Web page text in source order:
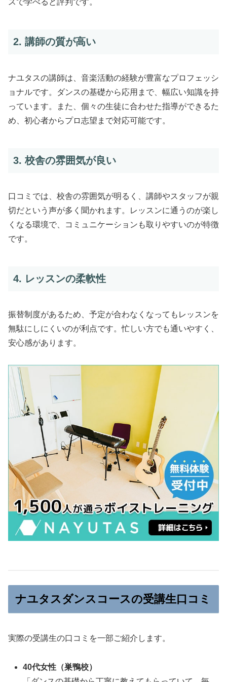
スで学べると評判です。
2. 講師の質が高い
ナユタスの講師は、音楽活動の経験が豊富なプロフェッシ
ョナルです。ダンスの基礎から応用まで、幅広い知識を持
っています。また、個々の生徒に合わせた指導ができるた
め、初心者からプロ志望まで対応可能です。
3. 校舎の雰囲気が良い
口コミでは、校舎の雰囲気が明るく、講師やスタッフが親
切だという声が多く聞かれます。レッスンに通うのが楽し
くなる環境で、コミュニケーションも取りやすいのが特徴
です。
4. レッスンの柔軟性
振替制度があるため、予定が合わなくなってもレッスンを
無駄にしにくいのが利点です。忙しい方でも通いやすく、
安心感があります。
ナユタスダンスコースの受講生口コミ
実際の受講生の口コミを一部ご紹介します。
40代女性（巣鴨校）